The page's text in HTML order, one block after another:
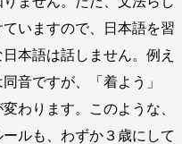
いますので、日本語を習
本語は話しません。例え
音ですが、「着よう」
わります。このような、
ルも、わずか３歳にして